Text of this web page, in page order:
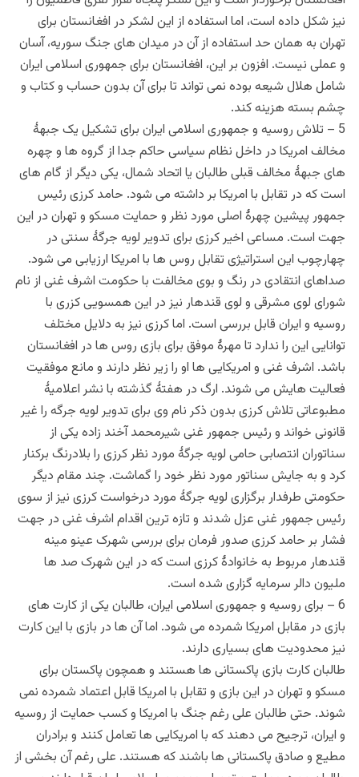
نیز شکل داده است، اما استفاده از این لشکر در افغانستان برای
تهران به همان حد استفاده از آن در میدان های جنگ سوریه، آسان
و عملی نیست. افزون بر این، افغانستان برای جمهوری اسلامی ایران
شامل هلال شیعه بوده نمی تواند تا برای آن بدون حساب و کتاب و
چشم بسته هزینه کند.
5 – تلاش روسیه و جمهوری اسلامی ایران برای تشکیل یک جبهۀ
مخالف امریکا در داخل نظام سیاسی حاکم جدا از گروه ها و چهره
های جبهۀ مخالف قبلی طالبان یا اتحاد شمال، یکی دیگر از گام های
است که در تقابل با امریکا بر داشته می شود. حامد کرزی رئیس
جمهور پیشین چهرۀ اصلی مورد نظر و حمایت مسکو و تهران در این
جهت است. مساعی اخیر کرزی برای تدویر لویه جرگۀ سنتی در
چهارچوب این استراتیژی تقابل روس ها با امریکا ارزیابی می شود.
صداهای انتقادی در رنگ و بوی مخالفت با حکومت اشرف غنی از نام
شورای لوی مشرقی و لوی قندهار نیز در این همسویی کزری با
روسیه و ایران قابل بررسی است. اما کرزی نیز به دلایل مختلف
توانایی این را ندارد تا مهرۀ موفق برای بازی روس ها در افغانستان
باشد. اشرف غنی و امریکایی ها او را زیر نظر دارند و مانع موفقیت
فعالیت هایش می شوند. ارگ در هفتۀ گذشته با نشر اعلامیۀ
مطبوعاتی تلاش کرزی بدون ذکر نام وی برای تدویر لویه جرگه را غیر
قانونی خواند و رئیس جمهور غنی شیرمحمد آخند زاده یکی از
سناتوران انتصابی حامی لویه جرگۀ مورد نظر کرزی را بلادرنگ برکنار
کرد و به جایش سناتور مورد نظر خود را گماشت. چند مقام دیگر
حکومتی طرفدار برگزاری لویه جرگۀ مورد درخواست کرزی نیز از سوی
رئیس جمهور غنی عزل شدند و تازه ترین اقدام اشرف غنی در جهت
فشار بر حامد کرزی صدور فرمان برای بررسی شهرک عینو مینه
قندهار مربوط به خانوادۀ کرزی است که در این شهرک صد ها
ملیون دالر سرمایه گزاری شده است.
6 – برای روسیه و جمهوری اسلامی ایران، طالبان یکی از کارت های
بازی در مقابل امریکا شمرده می شود. اما آن ها در بازی با این کارت
نیز محدودیت های بسیاری دارند.
طالبان کارت بازی پاکستانی ها هستند و همچون پاکستان برای
مسکو و تهران در این بازی و تقابل با امریکا قابل اعتماد شمرده نمی
شوند. حتی طالبان علی رغم جنگ با امریکا و کسب حمایت از روسیه
و ایران، ترجیح می دهند که با امریکایی ها تعامل کنند و برادران
مطیع و صادق پاکستانی ها باشند که هستند. علی رغم آن بخشی از